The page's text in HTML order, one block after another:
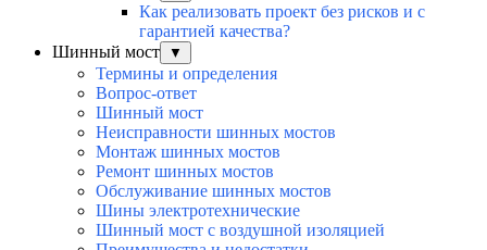
Как реализовать проект без рисков и с
гарантией качества?
Шинный мост
▼
Термины и определения
Вопрос-ответ
Шинный мост
Неисправности шинных мостов
Монтаж шинных мостов
Ремонт шинных мостов
Обслуживание шинных мостов
Шины электротехнические
Шинный мост с воздушной изоляцией